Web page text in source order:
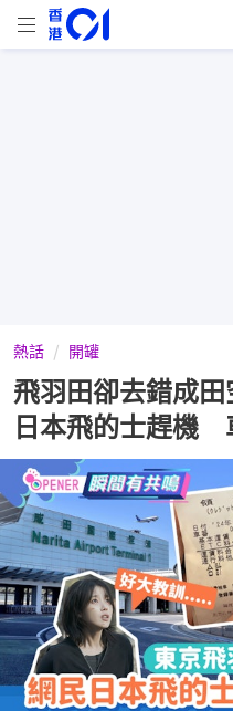
熱話 開罐
飛羽田卻去錯成
日本飛的士趕機